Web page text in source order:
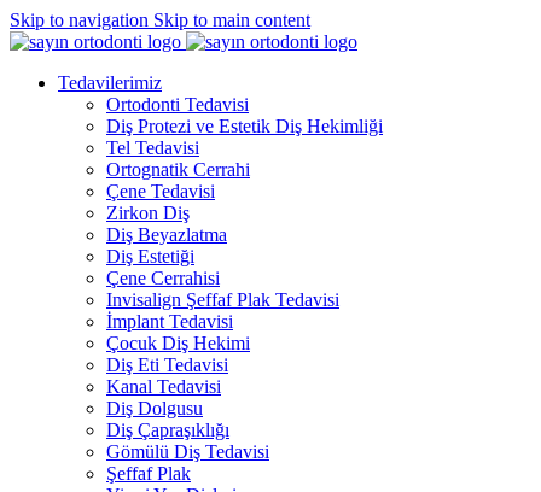
Skip to navigation Skip to main content
Tedavilerimiz
Ortodonti Tedavisi
Diş Protezi ve Estetik Diş Hekimliği
Tel Tedavisi
Ortognatik Cerrahi
Çene Tedavisi
Zirkon Diş
Diş Beyazlatma
Diş Estetiği
Çene Cerrahisi
Invisalign Şeffaf Plak Tedavisi
İmplant Tedavisi
Çocuk Diş Hekimi
Diş Eti Tedavisi
Kanal Tedavisi
Diş Dolgusu
Diş Çapraşıklığı
Gömülü Diş Tedavisi
Şeffaf Plak